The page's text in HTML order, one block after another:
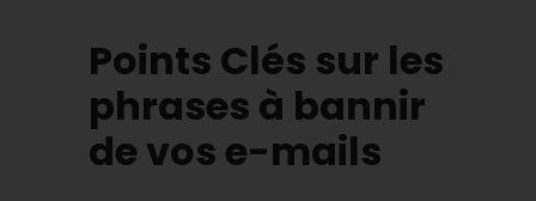
Points Clés sur les
phrases à bannir
de vos e-mails